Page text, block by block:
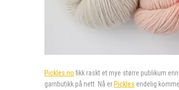
Pickles.no fikk raskt et mye større publikum
garnbutikk på nett. Nå er Pickles endelig